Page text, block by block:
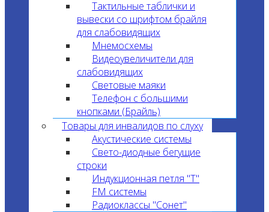
Тактильные таблички и
вывески со шрифтом брайля
для слабовидящих
Мнемосхемы
Видеоувеличители для
слабовидящих
Световые маяки
Телефон с большими
кнопками (Брайль)
Товары для инвалидов по слуху
Акустические системы
Свето-диодные бегущие
строки
Индукционная петля "T"
FM системы
Радиоклассы "Сонет"